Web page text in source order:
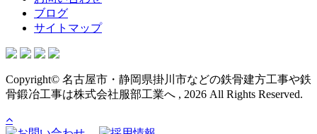
ブログ
サイトマップ
Copyright© 名古屋市・静岡県掛川市などの鉄骨建方工事や鉄
骨鍛冶工事は株式会社服部工業へ , 2026 All Rights Reserved.